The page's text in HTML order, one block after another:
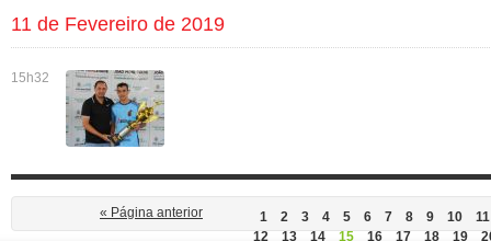
11 de Fevereiro de 2019
15h32
« Página anterior 1 2 3 4 5 6 7 8 9 10
11
12
13 14 15 16 17 18 19